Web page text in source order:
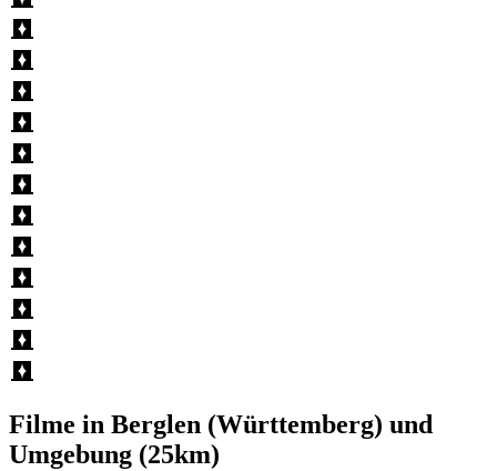
Filme in Berglen (Württemberg) und
Umgebung (25km)